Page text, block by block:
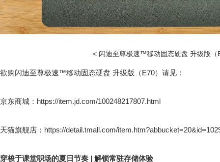
< 闪迪至尊极速™移动固态硬盘 升级版（
欲购闪迪至尊极速™移动固态硬盘 升级版（E70）请见：
京东商城：https://item.jd.com/100248217807.html
天猫旗舰店：https://detail.tmall.com/
穿梭于课堂职场的夏日节奏 | 解锁常驻存储体验